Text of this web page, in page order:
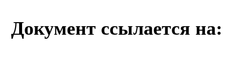
Документ ссылается на: